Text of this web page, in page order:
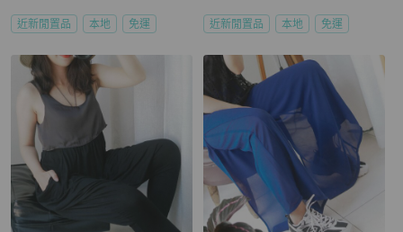
近新閒置品 本地 免運 近新閒置品 本地 免運